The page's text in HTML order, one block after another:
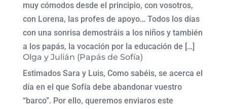
muy cómodos desde el principio, con vosotros,
con Lorena, las profes de apoyo… Todos los días
con una sonrisa demostráis a los niños y también
a los papás, la vocación por la educación de […]
Olga y Julián (Papás de Sofía)
Estimados Sara y Luis, Como sabéis, se acerca el
día en el que Sofía debe abandonar vuestro
“barco”. Por ello, queremos enviaros este